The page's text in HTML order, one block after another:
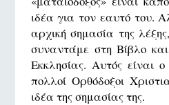
ιδέα για τον εαυτό του.
αρχική σημασία της
συναντάμε στη Βίβλο
Εκκλησίας. Αυτός είναι
πολλοί Ορθόδοξοι
ιδέα της σημασίας της.